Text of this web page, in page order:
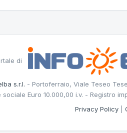
di
s.r.l. - Portoferraio, Viale Teseo
Euro 10.000,00 i.v. - Registro
Privacy Policy|